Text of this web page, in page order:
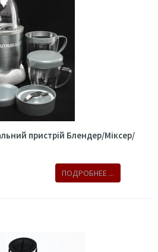
пристрій Блендер/Міксер/
ПОДРОБНЕЕ ...